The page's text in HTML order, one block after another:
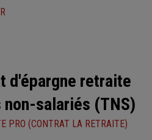
d'épargne retraite
salariés (TNS)
PRO (CONTRAT LA RETRAITE)